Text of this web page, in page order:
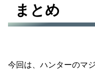
まとめ
今回は、ハンターのマ